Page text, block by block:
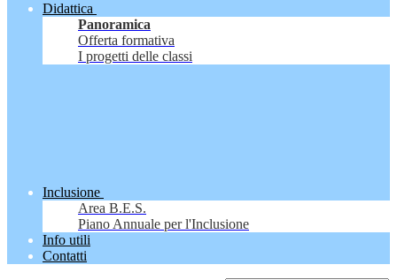
Didattica
Panoramica
Offerta formativa
I progetti delle classi
Inclusione
Area B.E.S.
Piano Annuale per l'Inclusione
Info utili
Contatti